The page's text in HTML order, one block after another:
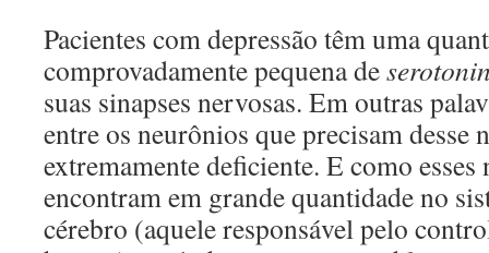
Pacientes com depressão têm uma
comprovadamente pequena de
suas sinapses nervosas. Em outras
entre os neurônios que precisam desse
extremamente deficiente. E como esses
encontram em grande quantidade no
cérebro (aquele responsável pelo